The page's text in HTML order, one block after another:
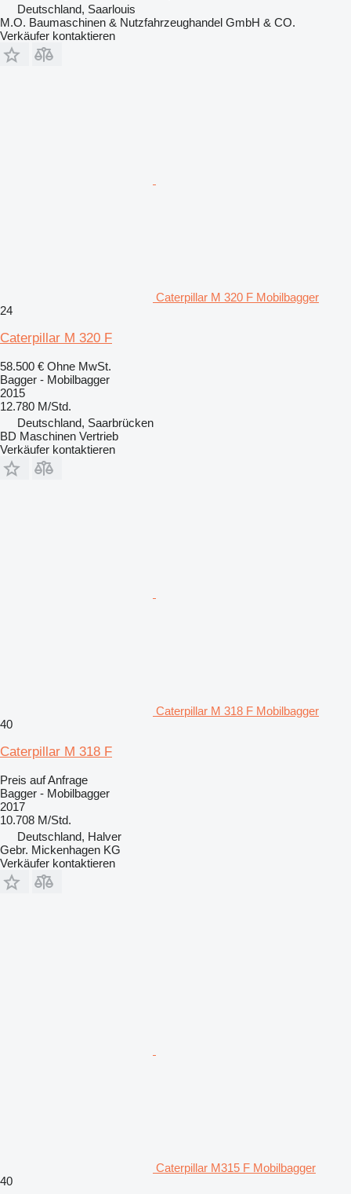
Deutschland, Saarlouis
M.O. Baumaschinen & Nutzfahrzeughandel GmbH & CO.
Verkäufer kontaktieren
Caterpillar M 320 F Mobilbagger
24
Caterpillar M 320 F
58.500 € Ohne MwSt.
Bagger - Mobilbagger
2015
12.780 M/Std.
Deutschland, Saarbrücken
BD Maschinen Vertrieb
Verkäufer kontaktieren
Caterpillar M 318 F Mobilbagger
40
Caterpillar M 318 F
Preis auf Anfrage
Bagger - Mobilbagger
2017
10.708 M/Std.
Deutschland, Halver
Gebr. Mickenhagen KG
Verkäufer kontaktieren
Caterpillar M315 F Mobilbagger
40